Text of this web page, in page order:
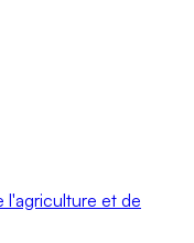
l'agriculture et de